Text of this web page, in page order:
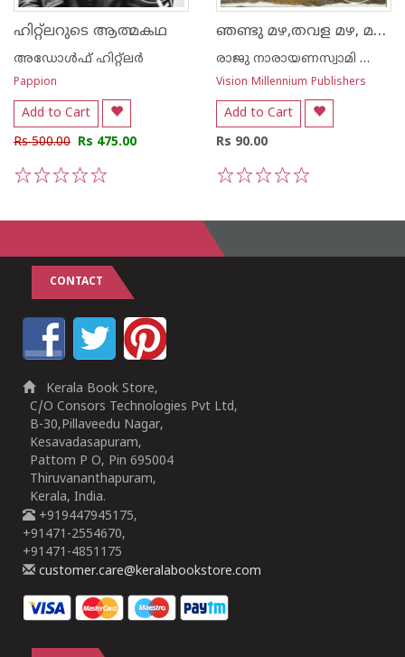
ഹിറ്റ്ലറുടെ ആത്മകഥ
അഡോള്‍ഫ് ഹിറ്റ്ലര്‍
Pappion
Add to Cart
Rs 500.00 Rs 475.00
ഞണ്ടു മഴ,തവള മഴ, മത്സ്യമഴ
രാജു നാരായണസ്വാമി ഐ എ എസ്
Vision Millennium Publishers
Add to Cart
Rs 90.00
CONTACT
Kerala Book Store,
C/O Consors Technologies Pvt Ltd,
B-30,Pillaveedu Nagar,
Kesavadasapuram,
Pattom P O, Pin 695004
Thiruvananthapuram,
Kerala, India.
+919447945175,
+91471-2554670,
+91471-4851175
customer.care@keralabookstore.com